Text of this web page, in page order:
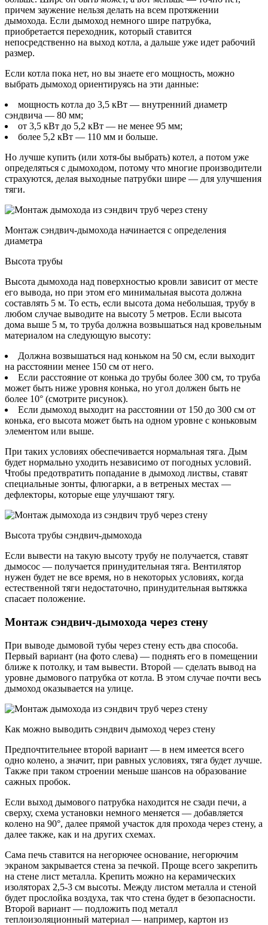
причем заужение нельзя делать на всем протяжении
дымохода. Если дымоход немного шире патрубка,
приобретается переходник, который ставится
непосредственно на выход котла, а дальше уже идет рабочий
размер.
Если котла пока нет, но вы знаете его мощность, можно
выбрать дымоход ориентируясь на эти данные:
мощность котла до 3,5 кВт — внутренний диаметр
сэндвича — 80 мм;
от 3,5 кВт до 5,2 кВт — не менее 95 мм;
более 5,2 кВт — 110 мм и больше.
Но лучше купить (или хотя-бы выбрать) котел, а потом уже
определяться с дымоходом, потому что многие производители
страхуются, делая выходные патрубки шире — для улучшения
тяги.
Монтаж сэндвич-дымохода начинается с определения
диаметра
Высота трубы
Высота дымохода над поверхностью кровли зависит от месте
его вывода, но при этом его минимальная высота должна
составлять 5 м. То есть, если высота дома небольшая, трубу в
любом случае выводите на высоту 5 метров. Если высота
дома выше 5 м, то труба должна возвышаться над кровельным
материалом на следующую высоту:
Должна возвышаться над коньком на 50 см, если выходит
на расстоянии менее 150 см от него.
Если расстояние от конька до трубы более 300 см, то труба
может быть ниже уровня конька, но угол должен быть не
более 10° (смотрите рисунок).
Если дымоход выходит на расстоянии от 150 до 300 см от
конька, его высота может быть на одном уровне с коньковым
элементом или выше.
При таких условиях обеспечивается нормальная тяга. Дым
будет нормально уходить независимо от погодных условий.
Чтобы предотвратить попадание в дымоход листвы, ставят
специальные зонты, флюгарки, а в ветреных местах —
дефлекторы, которые еще улучшают тягу.
Высота трубы сэндвич-дымохода
Если вывести на такую высоту трубу не получается, ставят
дымосос — получается принудительная тяга. Вентилятор
нужен будет не все время, но в некоторых условиях, когда
естественной тяги недостаточно, принудительная вытяжка
спасает положение.
Монтаж сэндвич-дымохода через стену
При выводе дымовой тубы через стену есть два способа.
Первый вариант (на фото слева) — поднять его в помещении
ближе к потолку, и там вывести. Второй — сделать вывод на
уровне дымового патрубка от котла. В этом случае почти весь
дымоход оказывается на улице.
Как можно выводить сэндвич дымоход через стену
Предпочтительнее второй вариант — в нем имеется всего
одно колено, а значит, при равных условиях, тяга будет лучше.
Также при таком строении меньше шансов на образование
сажных пробок.
Если выход дымового патрубка находится не сзади печи, а
сверху, схема установки немного меняется — добавляется
колено на 90°, далее прямой участок для прохода через стену, а
далее также, как и на других схемах.
Сама печь ставится на негорючее основание, негорючим
экраном закрывается стена за печкой. Проще всего закрепить
на стене лист металла. Крепить можно на керамических
изоляторах 2,5-3 см высоты. Между листом металла и стеной
будет прослойка воздуха, так что стена будет в безопасности.
Второй вариант — подложить под металл
теплоизоляционный материал — например, картон из